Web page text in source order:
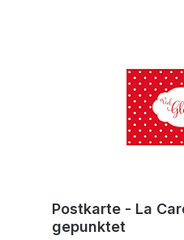
Postkarte - La
gepunktet